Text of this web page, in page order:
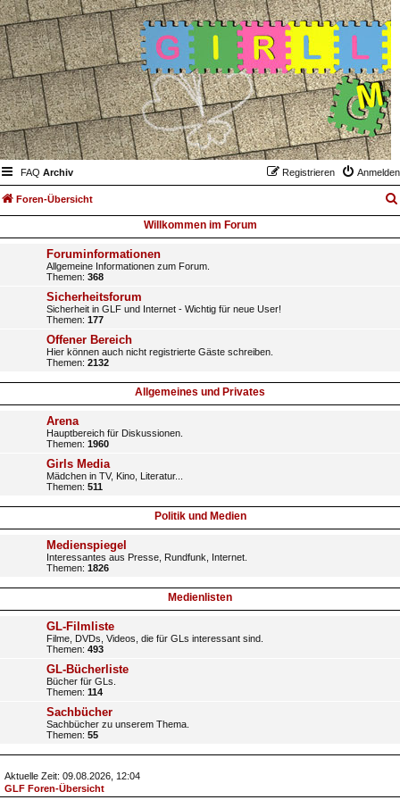
FAQ Archiv Anmelden
Registrieren
Foren-Übersicht
Willkommen im Forum
Foruminformationen
Allgemeine Informationen zum Forum.
Themen: 368
Sicherheitsforum
Sicherheit in GLF und Internet - Wichtig für neue User!
Themen: 177
Offener Bereich
Hier können auch nicht registrierte Gäste schreiben.
Themen: 2132
Allgemeines und Privates
Arena
Hauptbereich für Diskussionen.
Themen: 1960
Girls Media
Mädchen in TV, Kino, Literatur...
Themen: 511
Politik und Medien
Medienspiegel
Interessantes aus Presse, Rundfunk, Internet.
Themen: 1826
Medienlisten
GL-Filmliste
Filme, DVDs, Videos, die für GLs interessant sind.
Themen: 493
GL-Bücherliste
Bücher für GLs.
Themen: 114
Sachbücher
Sachbücher zu unserem Thema.
Themen: 55
Aktuelle Zeit: 09.08.2026, 12:04
GLF Foren-Übersicht